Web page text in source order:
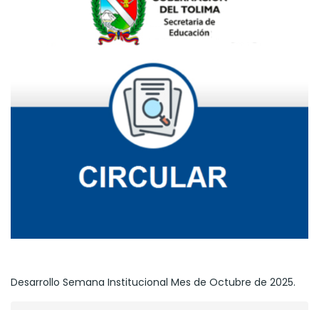
Desarrollo Semana Institucional Mes de Octubre de 2025.